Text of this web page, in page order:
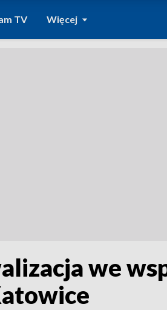
TV Więcej
we